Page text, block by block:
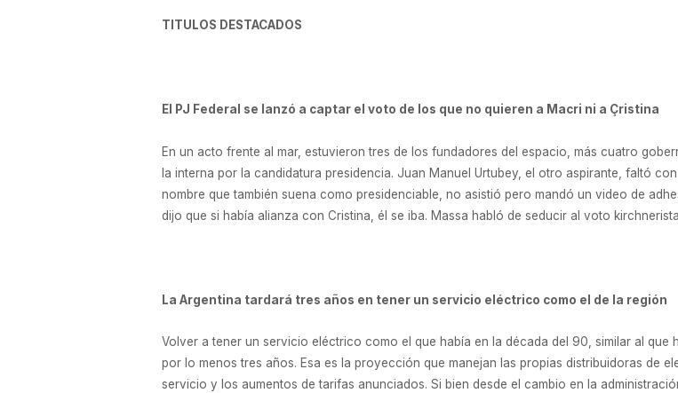
TITULOS DESTACADOS
El PJ Federal se lanzó a captar el voto de los que no quieren a Macri ni a Çristina
En un acto frente al mar, estuvieron tres de los fundadores del espacio, más cuatro
la interna por la candidatura presidencia. Juan Manuel Urtubey, el otro aspirante, faltó
nombre que también suena como presidenciable, no asistió pero mandó un video de
dijo que si había alianza con Cristina, él se iba. Massa habló de seducir al voto
La Argentina tardará tres años en tener un servicio eléctrico como el de la región
Volver a tener un servicio eléctrico como el que había en la década del 90, similar al que
por lo menos tres años. Esa es la proyección que manejan las propias distribuidoras de
servicio y los aumentos de tarifas anunciados. Si bien desde el cambio en la